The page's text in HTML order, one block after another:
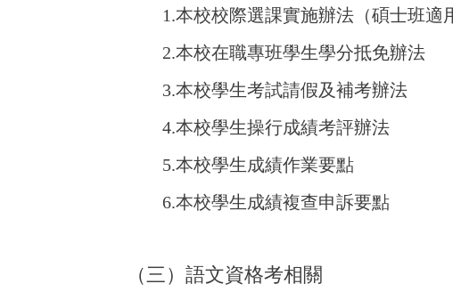
1.本校校際選課實施辦法 （碩士班適
2.本校在職專班學生學分抵免辦法
3.本校學生考試請假及補考辦法
4.本校學生操行成績考評辦法
5.本校學生成績作業要點
6.本校學生成績複查申訴要點
（三）語文資格考相關